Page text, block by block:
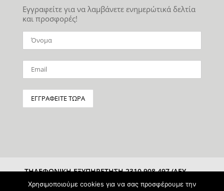
Εγγραφείτε για να λαμβάνετε ενημερώτικά δελτία
και προσφορές!
ΤΗΛΕΦΩΝΙΚΗ ΕΞΥΠΗΡΕΤΗΣΗ 2310 908 497 (ΔΕΥ-
ΣΑΒ 10:00-15:00)
Χρησιμοποιούμε cookies για να σας προσφέρουμε την